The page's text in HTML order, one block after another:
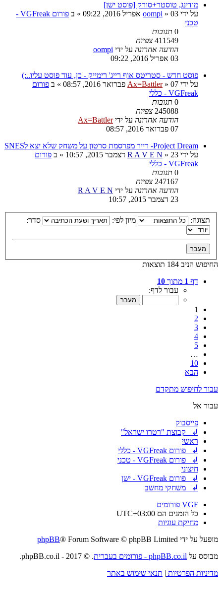
מודינג, טוסטר+סורק [פוסט ישן]
על ידי
oompi » 03 אפריל 2016, 09:22 » ב
פורום VGFreak -
טכני
0 תגובות
411549 צפיות
הודעה אחרונה על ידי oompi
03 אפריל 2016, 09:22
פוסט חדש - סטריטס אוף רייג' רימייק - כן, עוד פוסט עליו..:)
על ידי
Ax=Battler» 07 פברואר 2016, 08:57 » ב פורום
VGFreak - כללי
0 תגובות
245088 צפיות
הודעה אחרונה על ידיAx=Battler
07 פברואר 2016, 08:57
Project Dream- רייר מפרסמת סרטון על משחק שלא יצא לSNES
על ידי
R A V E N » 23 דצמבר 2015, 10:57 » ב פורום
VGFreak - כללי
0 תגובות
247167 צפיות
הודעה אחרונה על ידי R A V E N
23 דצמבר 2015, 10:57
תצוגה: מיון לפי: סדר:
החיפוש הניב 184 תוצאות
דף 1 מתוך 10
עבור לדף:
1
2
3
4
5
…
10
הבא
עבור לחיפוש מתקדם
עבור אל
פייסבוק
↲ קבוצת "רטרו ישראל"
ראשי
↲ פורום VGFreak - כללי
↲ פורום VGFreak - טכני
חיצוני
↲ פורום VGFreak - ישן
↲ משחקי מחשב
VGF פורומים
כל הזמנים הם UTC+03:00
מחיקת עוגיות
מופעל על ידי
phpBB® Forum Software © phpBB Limited
מבוסס על phpBB.co.il - פורומים בעברית
. © 2017 - phpBB.co.il.
מדיניות הפרטיות | תנאי שימוש באתר